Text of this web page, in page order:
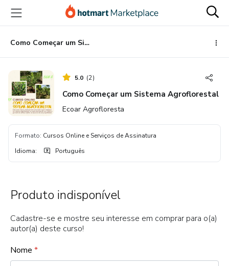
para
conteúdo
principal
para
pagamento
para
rodapé
Como Começar um Sistema Agroflorestal
5.0 (2)
Como Começar um Sistema Agroflorestal
Ecoar Agrofloresta
Formato: Cursos Online e Serviços de Assinatura
Idioma: Português
Produto indisponível
Cadastre-se e mostre seu interesse em comprar para o(a)
autor(a) deste curso!
Nome *